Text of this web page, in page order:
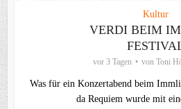
Kultur
VERDI BEIM
vor 3 Tagen von Toni
Was für ein Konzertabend beim
da Requiem wurde mit